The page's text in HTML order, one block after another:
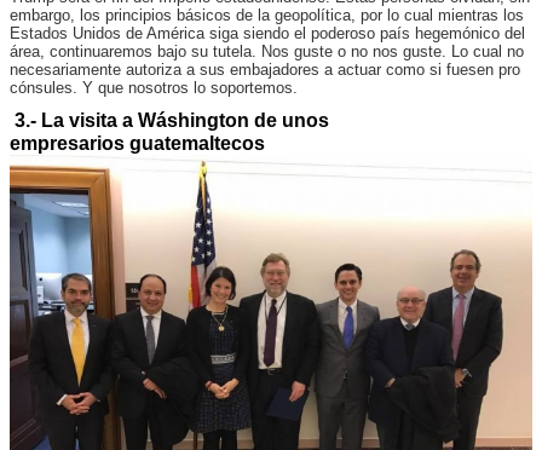
embargo, los principios básicos de la geopolítica, por lo cual mientras los
Estados Unidos de América siga siendo el poderoso país hegemónico del
área, continuaremos bajo su tutela. Nos guste o no nos guste. Lo cual no
necesariamente autoriza a sus embajadores a actuar como si fuesen pro
cónsules. Y que nosotros lo soportemos.
3.- La visita a Wáshington de unos
empresarios guatemaltecos